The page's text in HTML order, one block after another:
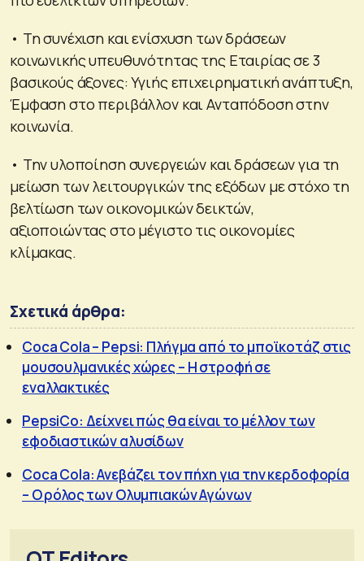
• Τη συνέχιση και ενίσχυση των δράσεων
κοινωνικής υπευθυνότητας της Εταιρίας σε 3
βασικούς άξονες: Υγιής επιχειρηματική ανάπτυξη,
Έμφαση στο περιβάλλον και Ανταπόδοση στην
κοινωνία.
• Την υλοποίηση συνεργειών και δράσεων για τη
μείωση των λειτουργικών της εξόδων με στόχο τη
βελτίωση των οικονομικών δεικτών,
αξιοποιώντας στο μέγιστο τις οικονομίες
κλίμακας.
Σχετικά άρθρα:
Coca Cola – Pepsi: Πλήγμα από το μποϊκοτάζ στις
μουσουλμανικές χώρες – Η στροφή σε
εναλλακτικές
PepsiCo: Δείχνει πώς θα είναι το μέλλον των
εφοδιαστικών αλυσίδων
Coca Cola: Ανεβάζει τον πήχη για την κερδοφορία
– Ο ρόλος των Ολυμπιακών Αγώνων